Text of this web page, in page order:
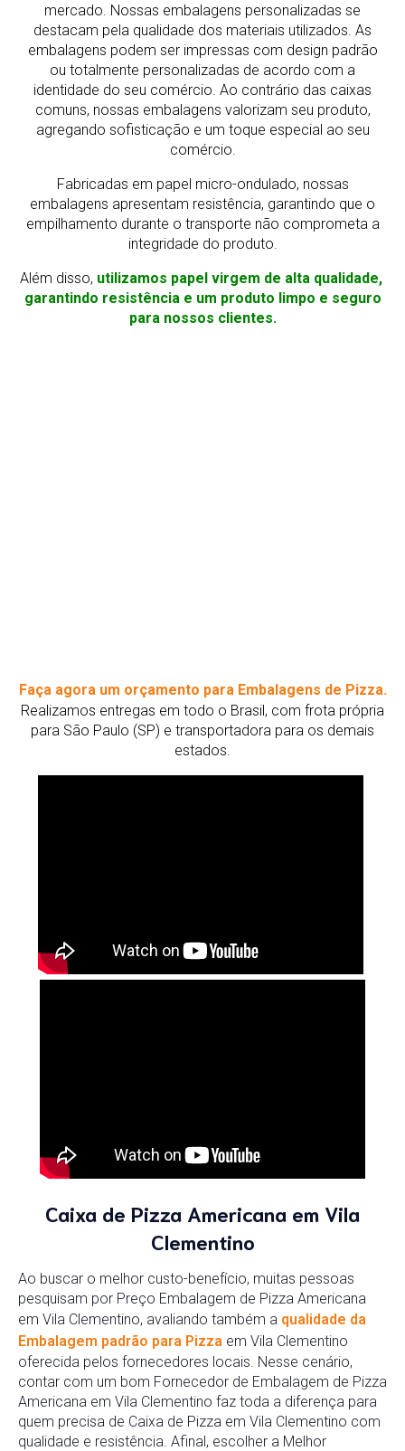
mercado. Nossas embalagens personalizadas se
destacam pela qualidade dos materiais utilizados. As
embalagens podem ser impressas com design padrão
ou totalmente personalizadas de acordo com a
identidade do seu comércio. Ao contrário das caixas
comuns, nossas embalagens valorizam seu produto,
agregando sofisticação e um toque especial ao seu
comércio.
Fabricadas em papel micro-ondulado, nossas
embalagens apresentam resistência, garantindo que o
empilhamento durante o transporte não comprometa a
integridade do produto.
Além disso, utilizamos papel virgem de alta qualidade,
garantindo resistência e um produto limpo e seguro
para nossos clientes.
Faça agora um orçamento para Embalagens de Pizza.
Realizamos entregas em todo o Brasil, com frota própria
para São Paulo (SP) e transportadora para os demais
estados.
Caixa de Pizza Americana em Vila
Clementino
Ao buscar o melhor custo-benefício, muitas pessoas
pesquisam por Preço Embalagem de Pizza Americana
em Vila Clementino, avaliando também a qualidade da
Embalagem padrão para Pizza em Vila Clementino
oferecida pelos fornecedores locais. Nesse cenário,
contar com um bom Fornecedor de Embalagem de Pizza
Americana em Vila Clementino faz toda a diferença para
quem precisa de Caixa de Pizza em Vila Clementino com
qualidade e resistência. Afinal, escolher a Melhor